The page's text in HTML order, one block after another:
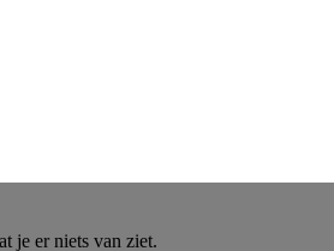
je er niets van ziet.